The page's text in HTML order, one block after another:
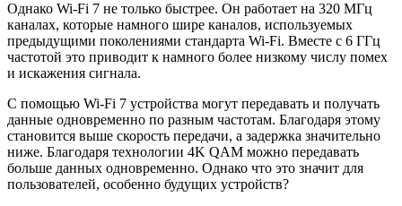
Однако Wi-Fi 7 не только быстрее. Он работает на 320 МГц
каналах, которые намного шире каналов, используемых
предыдущими поколениями стандарта Wi-Fi. Вместе с 6 ГГц
частотой это приводит к намного более низкому числу помех
и искажения сигнала.
С помощью Wi-Fi 7 устройства могут передавать и получать
данные одновременно по разным частотам. Благодаря этому
становится выше скорость передачи, а задержка значительно
ниже. Благодаря технологии 4K QAM можно передавать
больше данных одновременно. Однако что это значит для
пользователей, особенно будущих устройств?